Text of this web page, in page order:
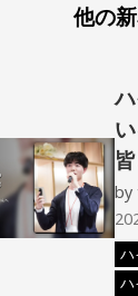
他の
by
ハ
ハ